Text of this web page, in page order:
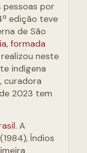
por
edição teve
de São
formada
realizou neste
indígena
curadora
2023 tem
. A
Índios